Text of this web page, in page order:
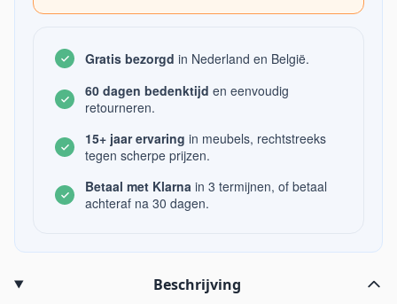
Gratis bezorgd in Nederland en België.
60 dagen bedenktijd en eenvoudig
retourneren.
15+ jaar ervaring in meubels, rechtstreeks
tegen scherpe prijzen.
Betaal met Klarna in 3 termijnen, of betaal
achteraf na 30 dagen.
Beschrijving